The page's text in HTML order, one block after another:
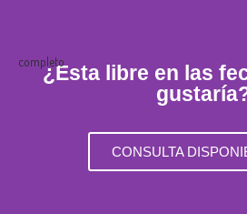
¿Esta libre en las
CONSULTA